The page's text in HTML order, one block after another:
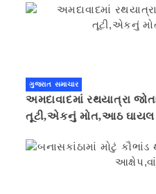
ગુજરાત સમાચાર
અમદાવાદમાં રથયાત્રા
તૂટી,એકનું મોત,આઠ ઘાયલ